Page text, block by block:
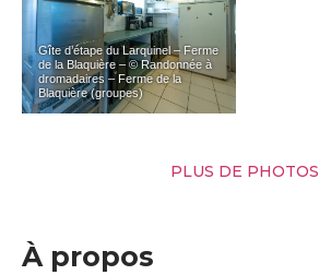
Gîte d’étape du Larquinel – Ferme
de la Blaquière – © Randonnée à
dromadaires – Ferme de la
Blaquière (groupes)
PLUS DE PHOTOS
À propos